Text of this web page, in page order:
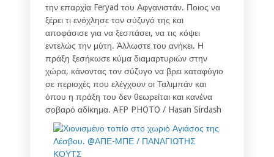
την επαρχία Feryad του Αφγανιστάν. Ποιος να
ξέρει τι ενόχλησε τον σύζυγό της και
αποφάσισε για να ξεσπάσει, να τις κόψει
εντελώς την μύτη. Άλλωστε του ανήκει. Η
πράξη ξεσήκωσε κύμα διαμαρτυριών στην
χώρα, κάνοντας τον σύζυγο να βρει καταφύγιο
σε περιοχές που ελέγχουν οι Ταλιμπάν και
όπου η πράξη του δεν θεωρείται και κανένα
σοβαρό αδίκημα. AFP PHOTO / Hasan Sirdash